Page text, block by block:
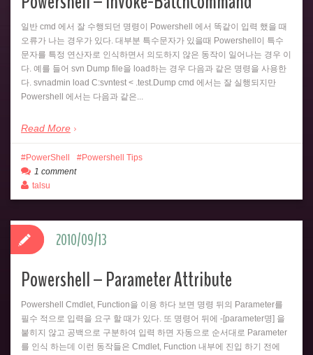
일반 cmd 에서 잘 수행되던 명령이 Powershell 에서 똑같이 입력 했을 때
오류가 나는 경우가 있다. 대부분 특수문자가 있을때 Powershell이 특수
문자를 특정 연산자로 인식하면서 의도하지 않은 동작이 일어나는 경우 이
다. 예를 들어 svn Dump file을 load하는 경우 다음과 같은 명령을 사용한
다. svnadmin load C:svntest < .test.Dump cmd 에서는 잘 실행되지만
Powershell 에서는 다음과 같은...
Read More
PowerShell
Powershell Tips
1 comment
talsu
Powershell – Parameter Attribute
Powershell Cmdlet, Function을 이용 하다 보면 명령 뒤의 Parameter를
필수 적으로 입력을 요구 할 때가 있다. 또 명령어 뒤에 -[parameter명] 을
붙히지 않고 공백으로 구분하여 입력 하면 자동으로 순서대로 Parameter
를 인식 하는데 이런 동작들은 Cmdlet, Function 내부에 진입 하기 전에
2010/09/13